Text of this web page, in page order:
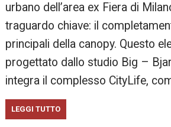
urbano dell’area ex Fiera di
traguardo chiave: il
principali della canopy. Questo
progettato dallo studio Big –
integra il complesso CityLife,
LEGGI TUTTO